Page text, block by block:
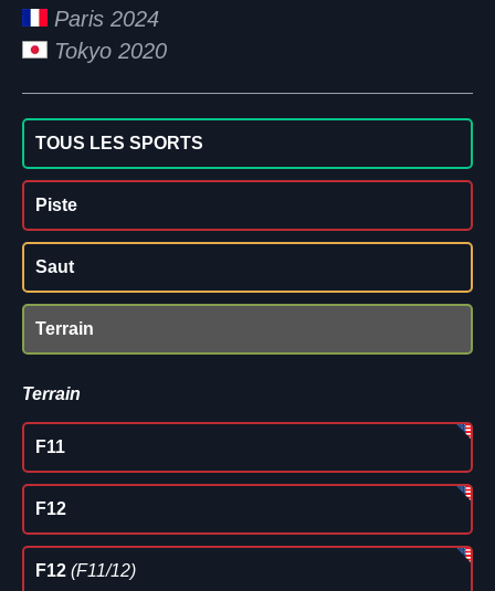
Paris 2024
Tokyo 2020
TOUS LES SPORTS
Piste
Saut
Terrain
Terrain
F11
F12
F12 (F11/12)